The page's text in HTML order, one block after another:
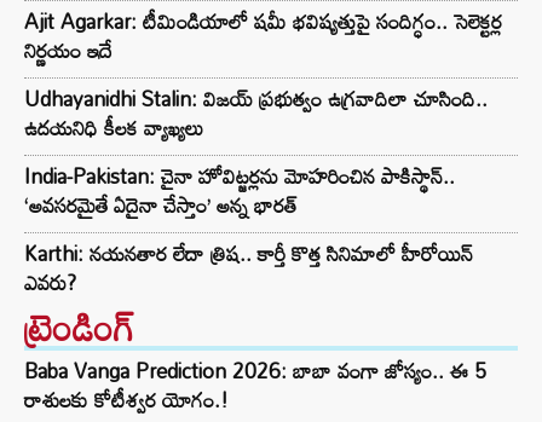
Ajit Agarkar: టీమిండియాలో షమీ భవిష్యత్తుపై సందిగ్ధం.. సెలెక్టర్ల
నిర్ణయం ఇదే
Udhayanidhi Stalin: విజయ్ ప్రభుత్వం ఉగ్రవాదిలా చూసింది..
ఉదయనిధి కీలక వ్యాఖ్యలు
India-Pakistan: చైనా హోవిట్జర్లను మోహరించిన పాకిస్థాన్..
‘అవసరమైతే ఏదైనా చేస్తాం’ అన్న భారత్
Karthi: నయనతార లేదా త్రిష.. కార్తీ కొత్త సినిమాలో హీరోయిన్
ఎవరు?
ట్రెండింగ్‌
Baba Vanga Prediction 2026: బాబా వంగా జోస్యం.. ఈ 5
రాశులకు కోటీశ్వర యోగం.!